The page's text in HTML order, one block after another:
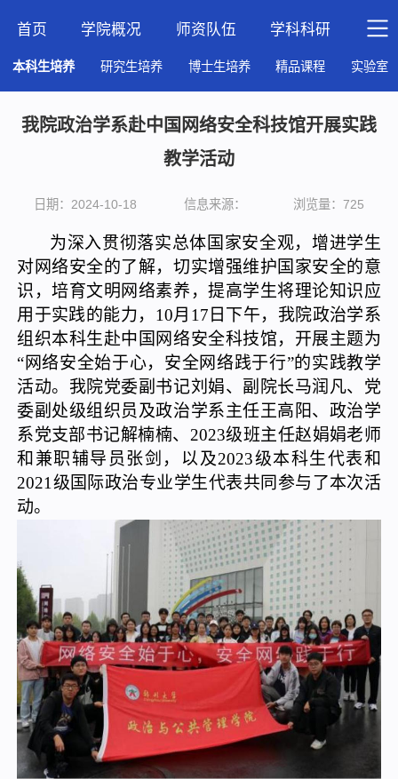
首页 学院概况 师资队伍 学科科研 人
本科生培养 研究生培养 博士生培养 精品课程 实验室
我院政治学系赴中国网络安全科技馆开展实践
教学活动
日期：2024-10-18 信息来源： 浏览量： 725
为深入贯彻落实总体国家安全观，增进学生
对网络安全的了解，切实增强维护国家安全的意
识，培育文明网络素养，提高学生将理论知识应
用于实践的能力， 10月17日下午，我院政治学系
组织本科生赴中国网络安全科技馆，开展主题为
“网络安全始于心，安全网络践于行”的实践教学
活动。我院党委副书记刘娟、副院长马润凡、党
委副处级组织员及政治学系主任王高阳、政治学
系党支部书记解楠楠、2023级班主任赵娟娟老师
和兼职辅导员张剑，以及2023级本科生代表和
2021级国际政治专业学生代表共同参与了本次活
动。